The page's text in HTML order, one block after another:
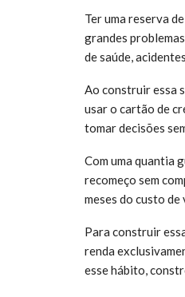
Ter uma reserva
grandes
de saúde,
Ao construir essa
usar o cartão de
tomar decisões
Com uma quantia
recomeço sem
meses do custo de
Para construir
renda
esse hábito,